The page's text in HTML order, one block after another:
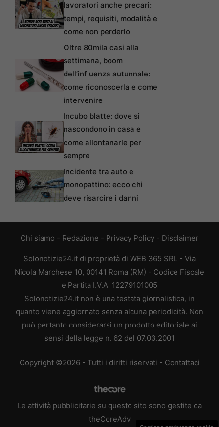
lavoratori anche precari:
tempi, requisiti, modalità e
come non perderlo
Oltre 80mila casi alla
settimana, boom
dell’influenza autunnale:
come riconoscerla e come
intervenire
Incubo blatte: dove si
nascondono in casa e
come allontanarle per
sempre
Incidente tra auto e
monopattino: ecco chi
deve risarcire i danni
Chi siamo - Redazione - Privacy Policy - Disclaimer
Solonotizie24.it di proprietà di WEB 365 SRL - Via
Nicola Marchese 10, 00141 Roma (RM) - Codice Fiscale
e Partita I.V.A. 12279101005
Solonotizie24.it non è una testata giornalistica, in
quanto viene aggiornato senza alcuna periodicità. Non
può pertanto considerarsi un prodotto editoriale ai
sensi della legge n. 62 del 07.03.2001
Copyright ©2026 - Tutti i diritti riservati - Contattaci
Le attività pubblicitarie su questo sito sono gestite da
theCoreAdv